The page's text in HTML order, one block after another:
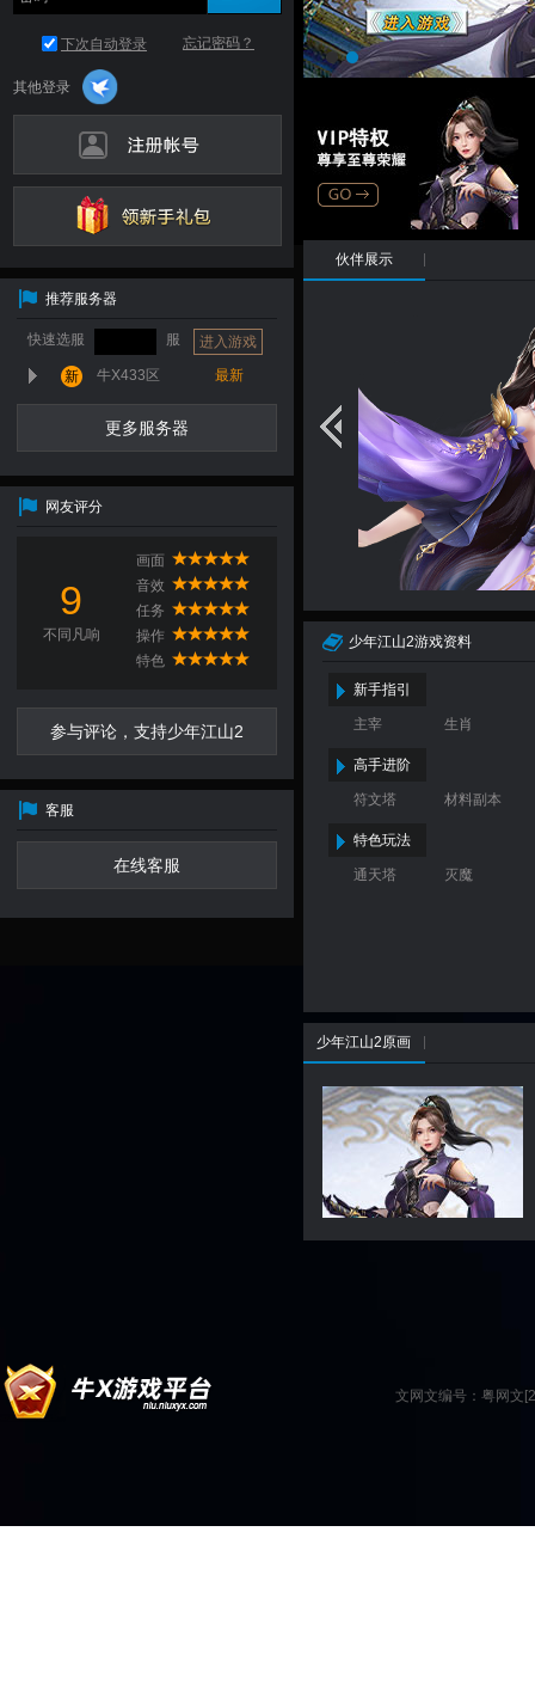
推荐服务器
快速选服 服 进入游戏
新 牛X433区 最新
更多服务器
网友评分
9
不同凡响
画面
音效
任务
操作
特色
参与评论，支持少年江山2
客服
在线客服
伙伴展示
：冲锋战场、正面御敌
数：★★★☆☆
道之法，遣自己内神之将，
阳五行，内景万象相互交
人合一，感通身外天地阴阳
少年江山2游戏资料
新手指引
主宰 生肖
高手进阶
符文塔 材料副本
特色玩法
通天塔 灭魔
少年江山2原画
文网文编号：粤网